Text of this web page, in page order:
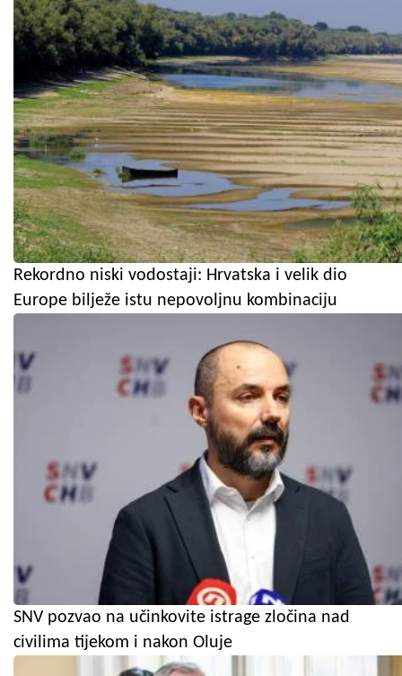
Rekordno niski vodostaji: Hrvatska i velik dio
Europe bilježe istu nepovoljnu kombinaciju
SNV pozvao na učinkovite istrage zločina nad
civilima tijekom i nakon Oluje